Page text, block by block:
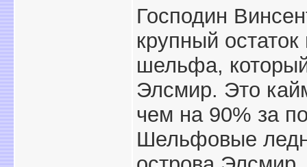
Господин
крупный
шельфа,
Элсмир. Это
чем на 90% за
Шельфовые